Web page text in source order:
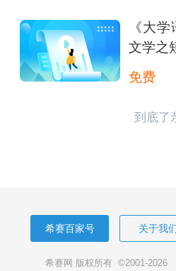
《大
文学之
免费
到底了
希赛百家号 关于我
希赛网 版权所有 ©2001-2026